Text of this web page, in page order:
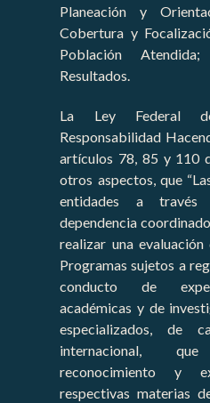
Planeación y
Cobertura y
Población
Resultados.
La Ley Federal
Responsabilidad
artículos 78, 85 y 110
otros aspectos, que
entidades a
dependencia
realizar una
Programas sujetos a
conducto de
académicas y de
especializados, de
internacional,
reconocimiento y
respectivas materias